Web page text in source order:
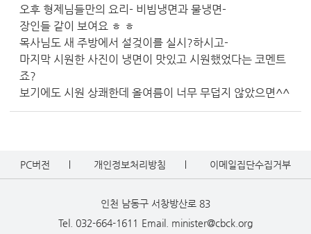
오후 형제님들만의 요리- 비빔냉면과 물냉면-
장인들 같이 보여요 ㅎ ㅎ
목사님도 새 주방에서 설겆이를 실시?하시고-
마지막 시원한 사진이 냉면이 맛있고 시원했었다는 코멘트
죠?
보기에도 시원 상쾌한데 올여름이 너무 무덥지 않았으면^^
PC버전 개인정보처리방침 이메일집단수집거부
인천 남동구 서창방산로 83
Tel. 032-664-1611 Email. minister@cbck.org